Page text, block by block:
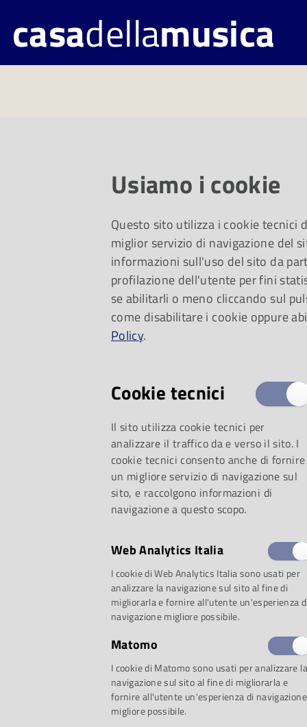
casadellamusica
Reception –
-
dalunedì a
domenica 10-18
Musei:Tel.0521
031170
Usiamo i cookie
Questo sito utilizza i cookie tecnici
miglior servizio di navigazione del
informazioni sull'uso del sito da
profilazione dell'utente per fini
se abilitarli o meno cliccando sul
come disabilitare i cookie oppure
Policy.
Cookie tecnici
Il sito utilizza cookie tecnici per
analizzare il traffico da e verso il sito. I
cookie tecnici consento anche di fornire
un migliore servizio di navigazione sul
sito, e raccolgono informazioni di
navigazione a questo scopo.
Web Analytics Italia
I cookie di Web Analytics Italia sono usati per
analizzare la navigazione sul sito al fine di
migliorarla e fornire all'utente un'esperienza
navigazione migliore possibile.
Matomo
I cookie di Matomo sono usati per analizzare la
navigazione sul sito al fine di migliorarla e
fornire all'utente un'esperienza di navigazione
migliore possibile.